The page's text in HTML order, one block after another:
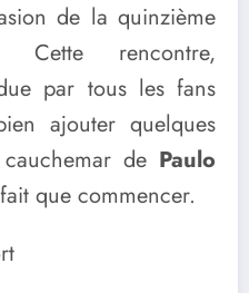
de la quinzième
rencontre,
par tous les fans
ajouter quelques
de Paulo
que commencer.